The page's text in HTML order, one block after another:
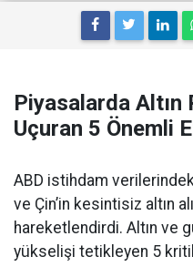
Piyasalarda Altın
Uçuran 5 Önemli
ABD istihdam
ve Çin’in kesintisiz altın
hareketlendirdi. Altın ve
yükselişi tetikleyen 5